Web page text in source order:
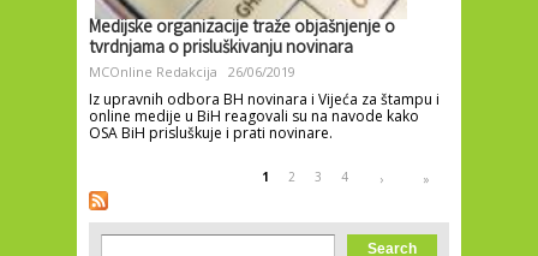
Medijske organizacije traže objašnjenje o
tvrdnjama o prisluškivanju novinara
MCOnline Redakcija 26/06/2019
Iz upravnih odbora BH novinara i Vijeća za štampu i
online medije u BiH reagovali su na navode kako
OSA BiH prisluškuje i prati novinare.
Pages 1 2 3 4 › »
Search